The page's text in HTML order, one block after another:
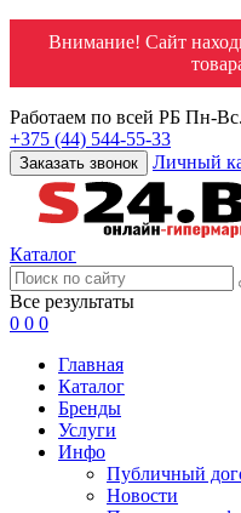
Внимание! Сайт
Работаем по всей РБ Пн-
+375 (44) 544-55-33
Заказать звонок Личный
Каталог
Все результаты
0 0 0
Главная
Каталог
Бренды
Услуги
Инфо
Публичный
Новости